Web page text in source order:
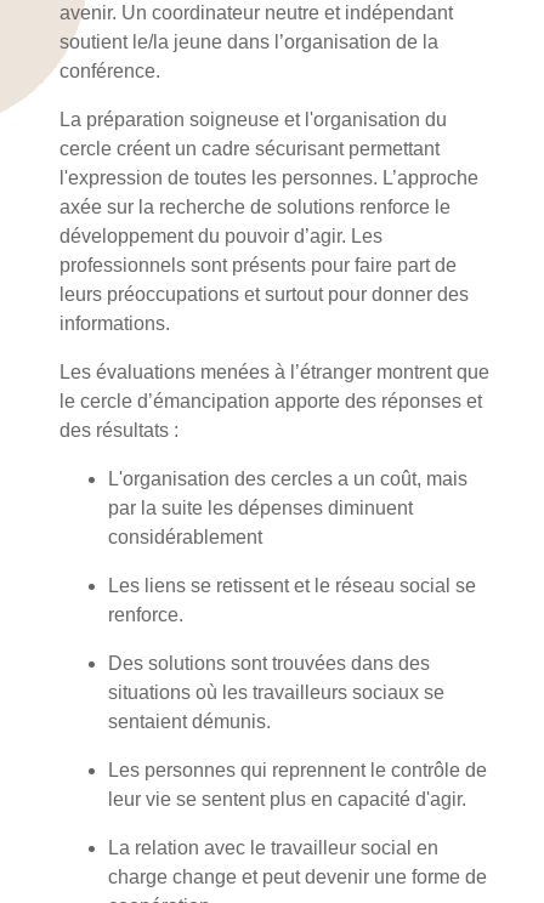
avenir. Un coordinateur neutre et indépendant
soutient le/la jeune dans l’organisation de la
conférence.
La préparation soigneuse et l'organisation du
cercle créent un cadre sécurisant permettant
l'expression de toutes les personnes. L’approche
axée sur la recherche de solutions renforce le
développement du pouvoir d’agir. Les
professionnels sont présents pour faire part de
leurs préoccupations et surtout pour donner des
informations.
Les évaluations menées à l’étranger montrent que
le cercle d’émancipation apporte des réponses et
des résultats :
L'organisation des cercles a un coût, mais
par la suite les dépenses diminuent
considérablement
Les liens se retissent et le réseau social se
renforce.
Des solutions sont trouvées dans des
situations où les travailleurs sociaux se
sentaient démunis.
Les personnes qui reprennent le contrôle de
leur vie se sentent plus en capacité d'agir.
La relation avec le travailleur social en
charge change et peut devenir une forme de